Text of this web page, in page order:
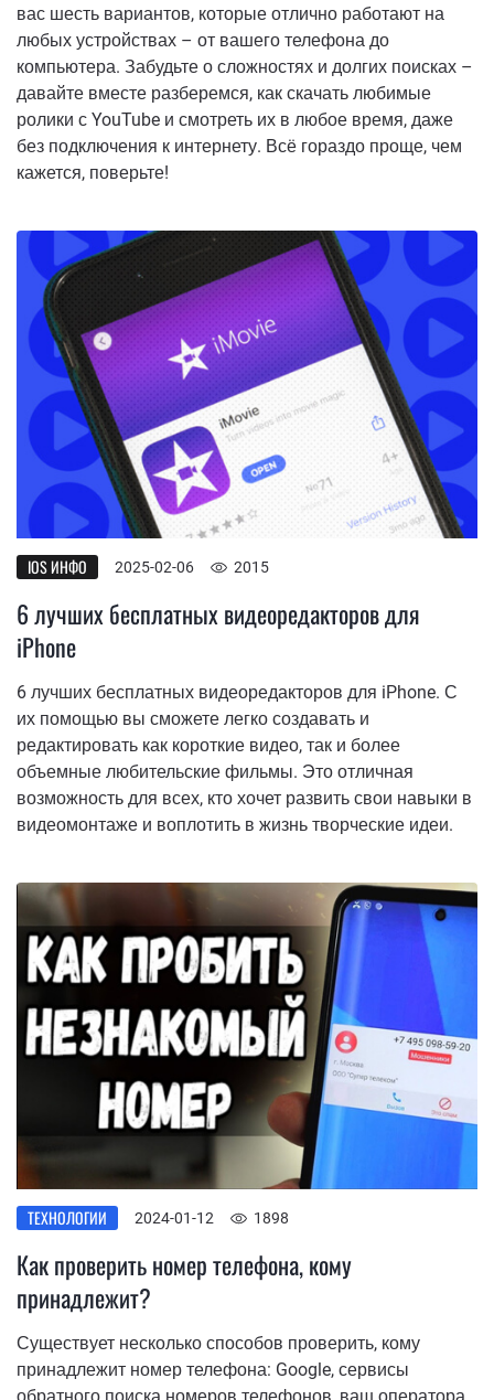
вас шесть вариантов, которые отлично работают на
любых устройствах – от вашего телефона до
компьютера. Забудьте о сложностях и долгих поисках –
давайте вместе разберемся, как скачать любимые
ролики с YouTube и смотреть их в любое время, даже
без подключения к интернету. Всё гораздо проще, чем
кажется, поверьте!
IOS ИНФО 2025-02-06 2015
6 лучших бесплатных видеоредакторов для
iPhone
6 лучших бесплатных видеоредакторов для iPhone. С
их помощью вы сможете легко создавать и
редактировать как короткие видео, так и более
объемные любительские фильмы. Это отличная
возможность для всех, кто хочет развить свои навыки в
видеомонтаже и воплотить в жизнь творческие идеи.
ТЕХНОЛОГИИ 2024-01-12 1898
Как проверить номер телефона, кому
принадлежит?
Существует несколько способов проверить, кому
принадлежит номер телефона: Google, сервисы